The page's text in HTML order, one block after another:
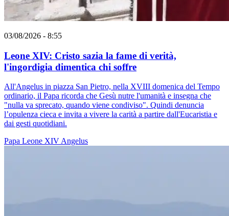
03/08/2026 - 8:55
Leone XIV: Cristo sazia la fame di verità,
l'ingordigia dimentica chi soffre
All'Angelus in piazza San Pietro, nella XVIII domenica del Tempo
ordinario, il Papa ricorda che Gesù nutre l'umanità e insegna che
"nulla va sprecato, quando viene condiviso". Quindi denuncia
l’opulenza cieca e invita a vivere la carità a partire dall'Eucaristia e
dai gesti quotidiani.
Papa Leone XIVAngelus